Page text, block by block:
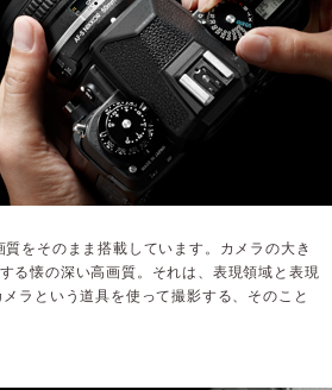
をそのまま搭載しています。カメラの大き
る懐の深い高画質。それは、表現領域と表現
ラという道具を使って撮影する、そのこと